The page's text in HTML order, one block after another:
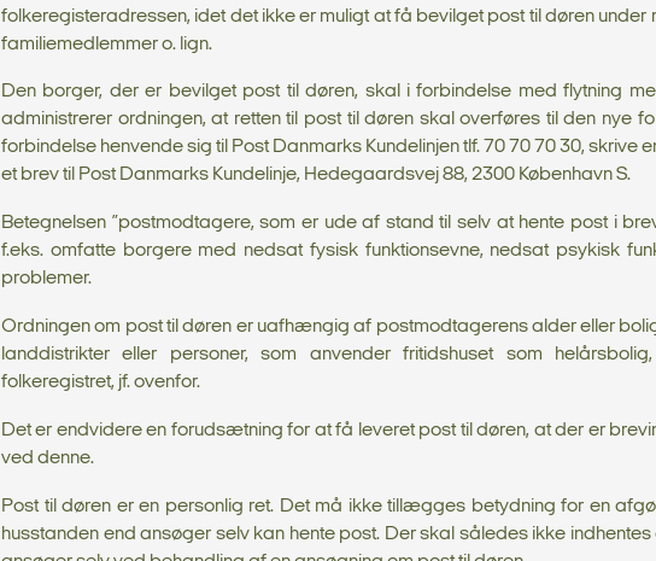
folkeregisteradressen, idet det ikke er muligt at få bevilget post til døren
familiemedlemmer o. lign.
Den borger, der er bevilget post til døren, skal i forbindelse med flytning
administrerer ordningen, at retten til post til døren skal overføres til den nye
forbindelse henvende sig til Post Danmarks Kundelinjen tlf. 70 70 70 30, skrive
et brev til Post Danmarks Kundelinje, Hedegaardsvej 88, 2300 København S.
Betegnelsen ”postmodtagere, som er ude af stand til selv at hente post i
f.eks. omfatte borgere med nedsat fysisk funktionsevne, nedsat psykisk
problemer.
Ordningen om post til døren er uafhængig af postmodtagerens alder eller
landdistrikter eller personer, som anvender fritidshuset som
folkeregistret, jf. ovenfor.
Det er endvidere en forudsætning for at få leveret post til døren, at der er
ved denne.
Post til døren er en personlig ret. Det må ikke tillægges betydning for en
husstanden end ansøger selv kan hente post. Der skal således ikke